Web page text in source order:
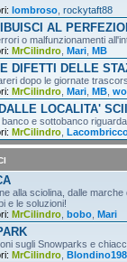
lombroso rockytaft88
AL
o malfunzionamenti
MrCilindro Mari MB
DIFETTI DELLE
dopo le giornate
MrCilindro Mari MB
LOCALITA'
banco e sottobanco
MrCilindro
alla sciolina, dalle
e le soluzioni!
MrCilindro bobo Mari
sugli Snowparks e
MrCilindro